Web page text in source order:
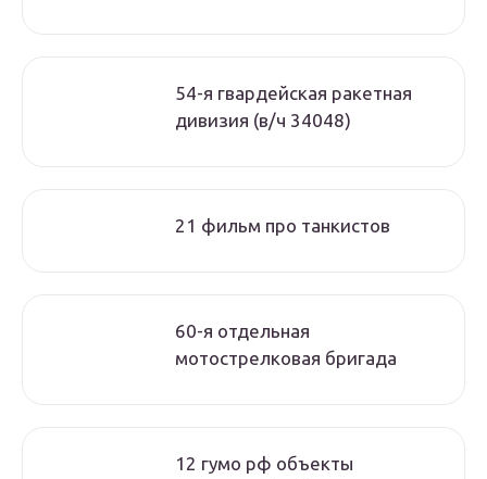
54-я гвардейская ракетная
дивизия (в/ч 34048)
21 фильм про танкистов
60-я отдельная
мотострелковая бригада
12 гумо рф объекты